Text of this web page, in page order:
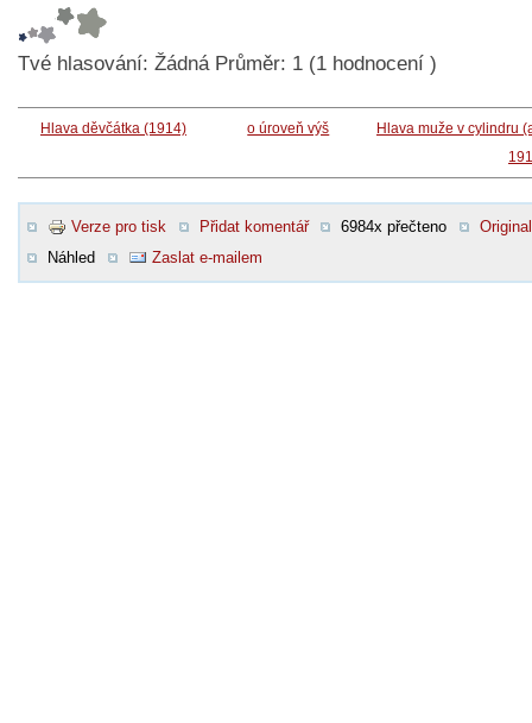
Tvé hlasování: Žádná Průměr: 1 (1 hodnocení )
Hlava děvčátka (1914) o úroveň výš
Hlava muže v cylindru
Verze pro tisk Přidat komentář 6984x přečteno
Original
Náhled
Zaslat e-mailem